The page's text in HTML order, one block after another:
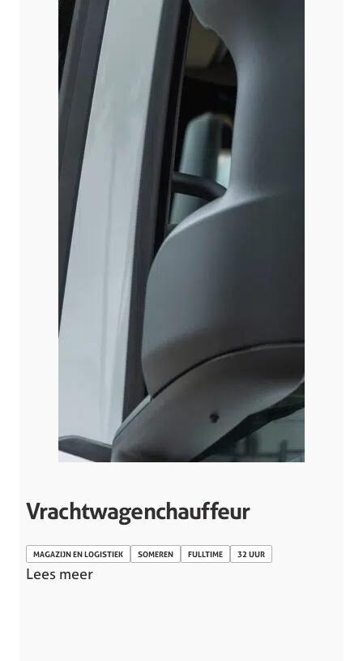
Vrachtwagenchauffeur
MAGAZIJN EN LOGISTIEK SOMEREN FULLTIME 32 UUR
Lees meer